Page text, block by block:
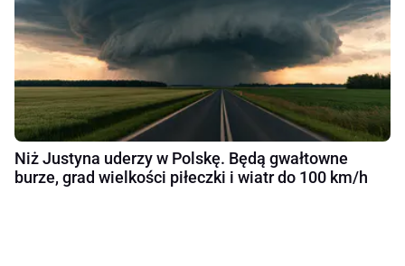
Niż Justyna uderzy w Polskę. Będą gwałtowne
burze, grad wielkości piłeczki i wiatr do 100 km/h